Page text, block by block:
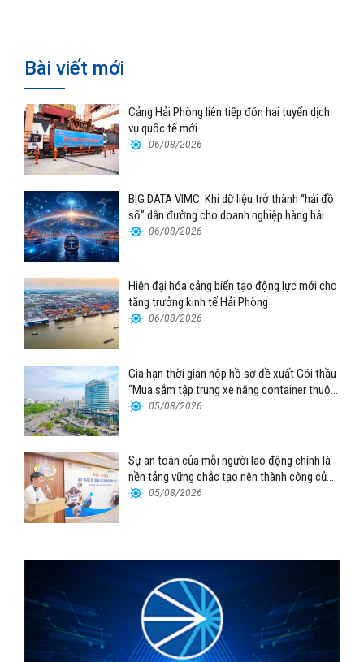
Bài viết mới
Cảng Hải Phòng liên tiếp đón hai tuyến dịch
vụ quốc tế mới
06/08/2026
BIG DATA VIMC: Khi dữ liệu trở thành “hải đồ
số” dẫn đường cho doanh nghiệp hàng hải
06/08/2026
Hiện đại hóa cảng biển tạo động lực mới cho
tăng trưởng kinh tế Hải Phòng
06/08/2026
Gia hạn thời gian nộp hồ sơ đề xuất Gói thầu
“Mua sắm tập trung xe nâng container thuộc
Tổng công ty Hàng hải Việt Nam – CTCP”
05/08/2026
Sự an toàn của mỗi người lao động chính là
nền tảng vững chắc tạo nên thành công của
Cảng Đà Nẵng
05/08/2026